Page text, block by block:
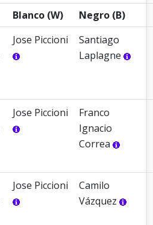
Blanco (W)
Negro (B)
Jose Piccioni
Santiago
Laplagne
Jose Piccioni
Franco
Ignacio
Correa
Jose Piccioni
Camilo
Vázquez